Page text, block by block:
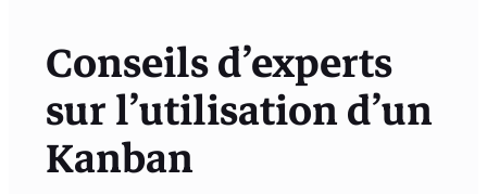
Conseils d’experts
sur l’utilisation d’un
Kanban